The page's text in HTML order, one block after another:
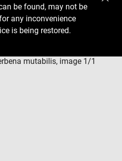
be found, may not be
any inconvenience
is being restored.